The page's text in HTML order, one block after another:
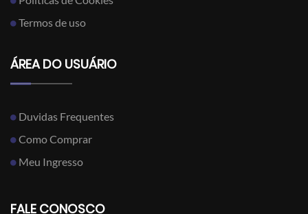
Termos de uso
ÁREA DO USUÁRIO
Duvidas Frequentes
Como Comprar
Meu Ingresso
FALE CONOSCO